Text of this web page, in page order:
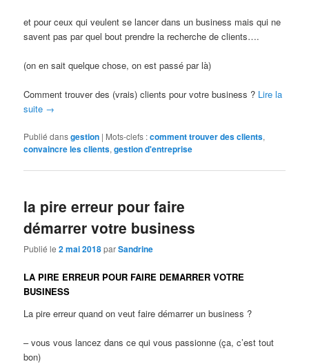
et pour ceux qui veulent se lancer dans un business mais qui ne
savent pas par quel bout prendre la recherche de clients….
(on en sait quelque chose, on est passé par là)
Comment trouver des (vrais) clients pour votre business ? Lire la
suite →
Publié dansgestion | Mots-clefs :comment trouver des clients,
convaincre les clients,gestion d'entreprise
la pire erreur pour faire
démarrer votre business
Publié le2 mai 2018parSandrine
LA PIRE ERREUR POUR FAIRE DEMARRER VOTRE
BUSINESS
La pire erreur quand on veut faire démarrer un business ?
– vous vous lancez dans ce qui vous passionne (ça, c’est tout
bon)